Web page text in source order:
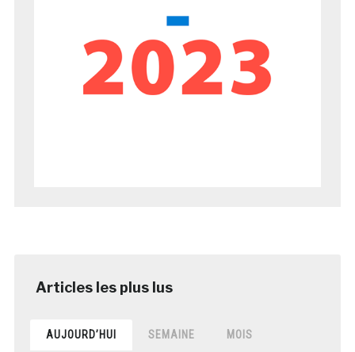
AUJOURD’HUI SEMAINE MOIS